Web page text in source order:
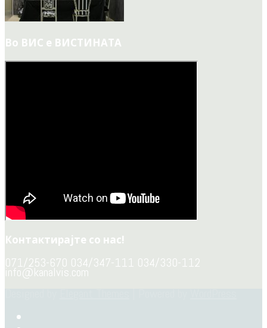
Во ВИС е ВИСТИНАТА
Контактирајте со нас!
071/253-670 034/347-111 034/330-112
info@kanalvis.com